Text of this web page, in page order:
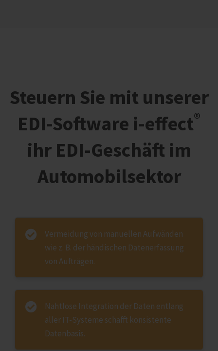
Steuern Sie mit unserer
EDI-Software i‑effect®
ihr EDI-Geschäft im
Automobilsektor
Vermeidung von manuellen Aufwänden
wie z. B. der händischen Datenerfassung
von Aufträgen.
Nahtlose Integration der Daten entlang
aller IT-Systeme schafft konsistente
Datenbasis.